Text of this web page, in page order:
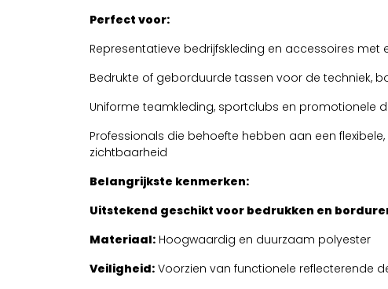
Perfect voor:
Representatieve bedrijfskleding en accessoires met
Bedrukte of geborduurde tassen voor de techniek,
Uniforme teamkleding, sportclubs en promotionele
Professionals die behoefte hebben aan een
zichtbaarheid
Belangrijkste kenmerken:
Uitstekend geschikt voor bedrukken en
Materiaal: Hoogwaardig en duurzaam polyester
Veiligheid: Voorzien van functionele reflecterende